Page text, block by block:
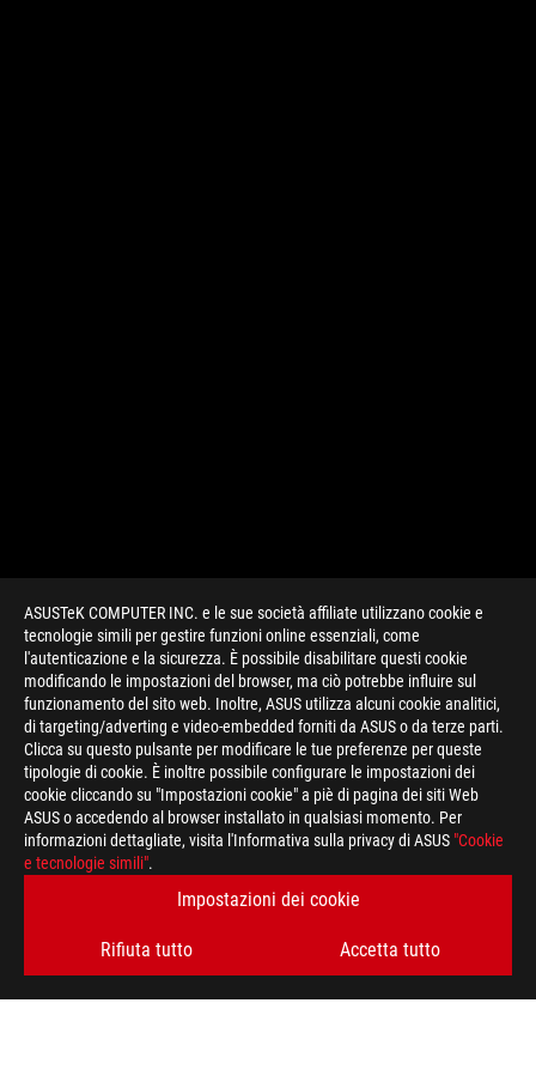
ASUSTeK COMPUTER INC. e le sue società affiliate utilizzano cookie e
tecnologie simili per gestire funzioni online essenziali, come
l'autenticazione e la sicurezza. È possibile disabilitare questi cookie
modificando le impostazioni del browser, ma ciò potrebbe influire sul
funzionamento del sito web. Inoltre, ASUS utilizza alcuni cookie analitici,
di targeting/adverting e video-embedded forniti da ASUS o da terze parti.
Clicca su questo pulsante per modificare le tue preferenze per queste
tipologie di cookie. È inoltre possibile configurare le impostazioni dei
cookie cliccando su "Impostazioni cookie" a piè di pagina dei siti Web
ASUS o accedendo al browser installato in qualsiasi momento. Per
informazioni dettagliate, visita l'Informativa sulla privacy di ASUS "Cookie
e tecnologie simili".
Impostazioni dei cookie
Rifiuta tutto Accetta tutto
> GAMING CAS
RIMANI AGGIORNATO SUL MONDO ROG